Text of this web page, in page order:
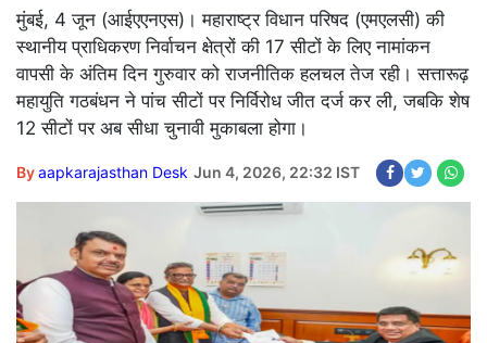
मुंबई, 4 जून (आईएएनएस)। महाराष्ट्र विधान परिषद (एमएलसी) की
स्थानीय प्राधिकरण निर्वाचन क्षेत्रों की 17 सीटों के लिए नामांकन
वापसी के अंतिम दिन गुरुवार को राजनीतिक हलचल तेज रही। सत्तारूढ़
महायुति गठबंधन ने पांच सीटों पर निर्विरोध जीत दर्ज कर ली, जबकि शेष
12 सीटों पर अब सीधा चुनावी मुकाबला होगा।
Byaapkarajasthan Desk Jun 4, 2026, 22:32 IST